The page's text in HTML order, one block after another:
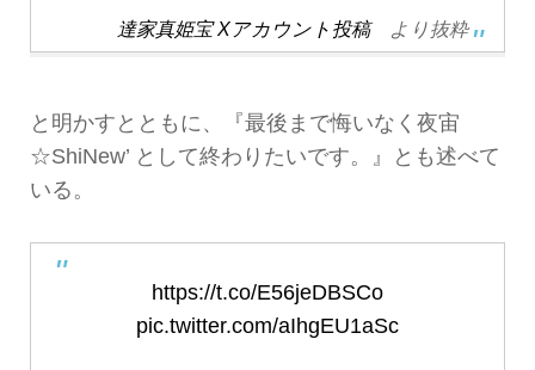
達家真姫宝 Xアカウント投稿より抜粋
と明かすとともに、『最後まで悔いなく夜宙
☆ShiNew’ として終わりたいです。』とも述べて
いる。
https://t.co/E56jeDBSCo
pic.twitter.com/aIhgEU1aSc